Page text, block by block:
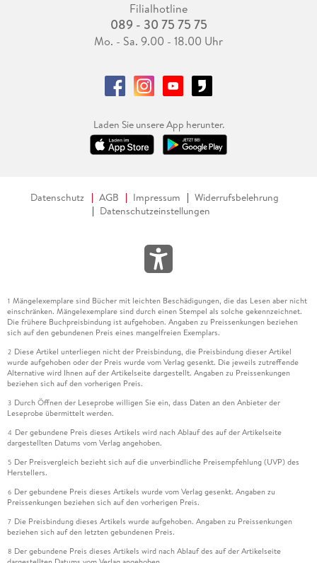
Filialhotline
089 - 30 75 75 75
Mo. - Sa. 9.00 - 18.00 Uhr
Laden Sie unsere App herunter.
Datenschutz AGB Impressum
Widerrufsbelehrung
Datenschutzeinstellungen
1 Mängelexemplare sind Bücher mit leichten Beschädigungen, die das Lesen aber nicht
einschränken. Mängelexemplare sind durch einen Stempel als solche gekennzeichnet.
Die frühere Buchpreisbindung ist aufgehoben. Angaben zu Preissenkungen beziehen
sich auf den gebundenen Preis eines mangelfreien Exemplars.
2 Diese Artikel unterliegen nicht der Preisbindung, die Preisbindung dieser Artikel
wurde aufgehoben oder der Preis wurde vom Verlag gesenkt. Die jeweils zutreffende
Alternative wird Ihnen auf der Artikelseite dargestellt. Angaben zu Preissenkungen
beziehen sich auf den vorherigen Preis.
3 Durch Öffnen der Leseprobe willigen Sie ein, dass Daten an den Anbieter der
Leseprobe übermittelt werden.
4 Der gebundene Preis dieses Artikels wird nach Ablauf des auf der Artikelseite
dargestellten Datums vom Verlag angehoben.
5 Der Preisvergleich bezieht sich auf die unverbindliche Preisempfehlung (UVP) des
Herstellers.
6 Der gebundene Preis dieses Artikels wurde vom Verlag gesenkt. Angaben zu
Preissenkungen beziehen sich auf den vorherigen Preis.
7 Die Preisbindung dieses Artikels wurde aufgehoben. Angaben zu Preissenkungen
beziehen sich auf den letzten gebundenen Preis.
8 Der gebundene Preis dieses Artikels wird nach Ablauf des auf der Artikelseite